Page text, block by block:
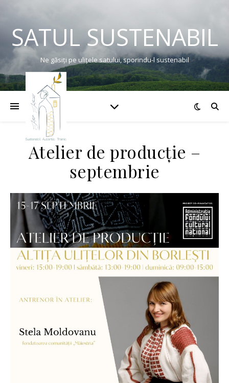
SATUL SUSTENABIL
Ne găsiți pe ulițele satului, sporindu-l sustenabil
Atelier de producție –
septembrie